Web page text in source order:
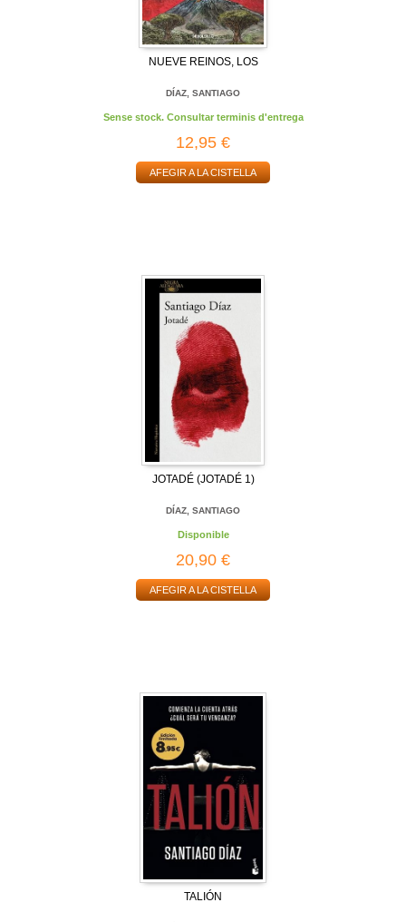
NUEVE REINOS, LOS
DÍAZ, SANTIAGO
Sense stock. Consultar terminis d'entrega
12,95 €
AFEGIR A LA CISTELLA
JOTADÉ (JOTADÉ 1)
DÍAZ, SANTIAGO
Disponible
20,90 €
AFEGIR A LA CISTELLA
TALIÓN